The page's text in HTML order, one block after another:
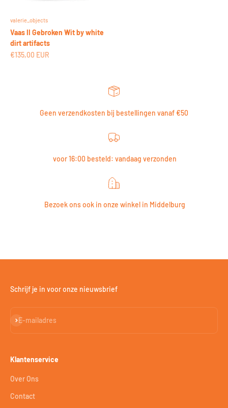
valerie_objects
Vaas II Gebroken Wit by white
dirt artifacts
Aanbiedingsprijs
€135,00 EUR
Geen verzendkosten bij bestellingen vanaf €50
voor 16:00 besteld: vandaag verzonden
Bezoek ons ook in onze winkel in Middelburg
Schrijf je in voor onze nieuwsbrief
E-mailadres
Abonneren
Klantenservice
Over Ons
Contact